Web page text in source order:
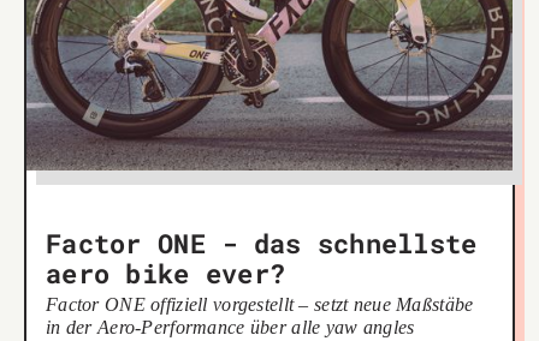
Factor ONE - das schnellste
aero bike ever?
Factor ONE offiziell vorgestellt – setzt neue Maßstäbe
in der Aero-Performance über alle yaw angles